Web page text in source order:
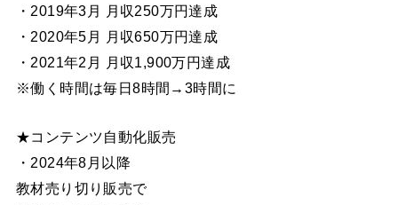
・2019年3月 月収250万円達成
・2020年5月 月収650万円達成
・2021年2月 月収1,900万円達成
※働く時間は毎日8時間→3時間に
★コンテンツ自動化販売
・2024年8月以降
教材売り切り販売で